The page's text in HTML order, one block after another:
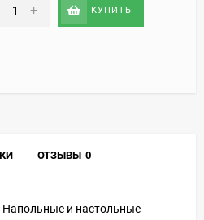
+ КУПИТЬ
ОТЗЫВЫ 0
Напольные и настольные